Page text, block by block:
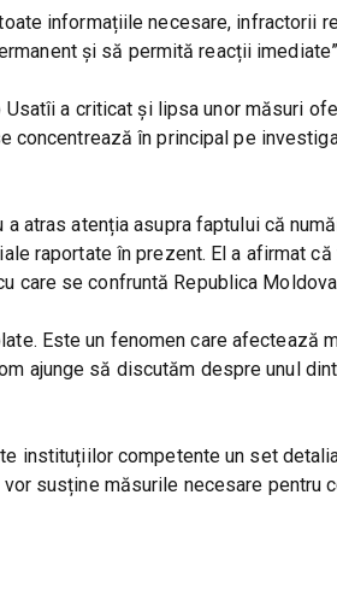
informațiile necesare, infractorii
și să permită reacții
Usatîi a criticat și lipsa unor măsuri
concentrează în principal pe
atras atenția asupra faptului că
raportate în prezent. El a afirmat
care se confruntă Republica
Este un fenomen care afectează
ajunge să discutăm despre unul
instituțiilor competente un set
susține măsurile necesare pentru